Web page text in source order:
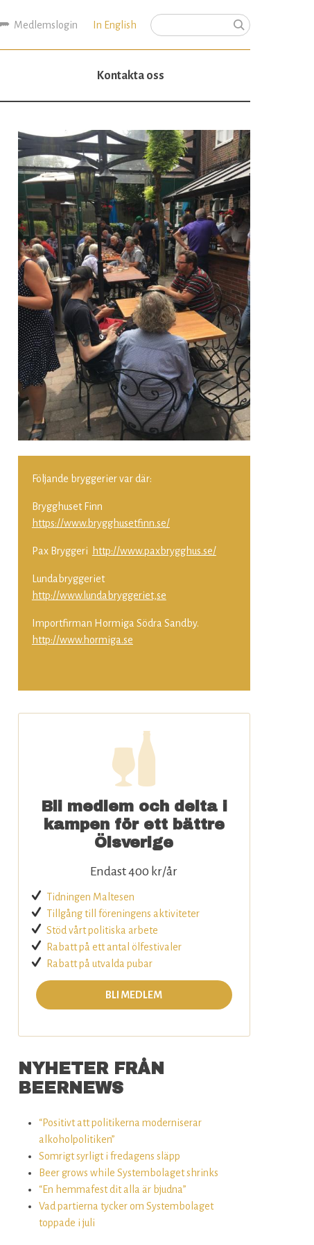
Sökformulär
Sök
In English
Medlemslogin
Kontakta oss
Följande bryggerier var där:
Brygghuset Finn
https://www.brygghusetfinn.se/
Pax Bryggeri http://www.paxbrygghus.se/
Lundabryggeriet
http://www.lundabryggeriet,se
Importfirman Hormiga Södra Sandby.
http://www.hormiga.se
Bli medlem och delta i
kampen för ett bättre
Ölsverige
Endast 400 kr/år
Tidningen Maltesen
Tillgång till föreningens aktiviteter
Stöd vårt politiska arbete
Rabatt på ett antal ölfestivaler
Rabatt på utvalda pubar
BLI MEDLEM
NYHETER FRÅN
BEERNEWS
“Positivt att politikerna moderniserar
alkoholpolitiken”
Somrigt syrligt i fredagens släpp
Beer grows while Systembolaget shrinks
“En hemmafest dit alla är bjudna”
Vad partierna tycker om Systembolaget
toppade i juli